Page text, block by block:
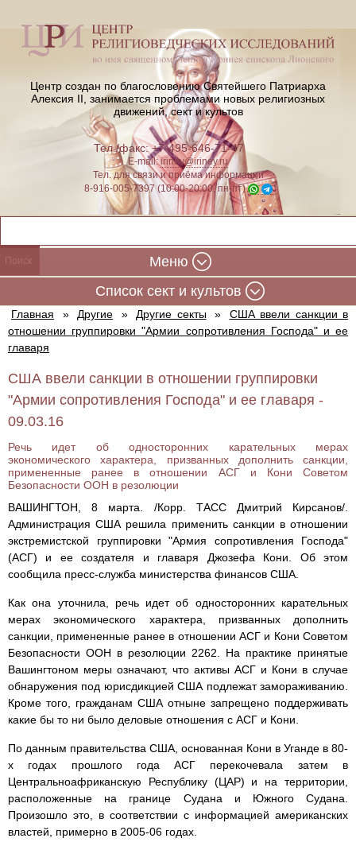
Центр создан по благословению Святейшего Патриарха
Алексия II, занимается проблемами новых религиозных
движений, сект и культов
Тел./факс: +7-495-646-71-47
E-mail:iriney@iriney.ru
Тел. для связи и приёма информации
8-916-005-7397 (10:00-20:00, пн-пт)
Меню
Cписок сект и культов
Главная » Другие » Другие секты »
США ввели санкции в
отношении группировки "Армии сопротивления Господа" и ее
главаря
США ввели санкции в отношении группировки
"Армии сопротивления Господа" и ее главаря -
09.03.16
Речь идет об односторонних карательных мерах
экономического характера, призванных дополнить санкции,
примененные ранее в отношении АСГ и Кони Советом
Безопасности ООН в резолюции
ВАШИНГТОН, 8 марта. /Корр. ТАСС Дмитрий Кирсанов/.
Администрация США решила применить санкции в отношении
экстремистской группировки "Армия сопротивления Господа"
(АСГ) и ее создателя и главаря Джозефа Кони. Об этом
сообщила пресс-служба министерства финансов США.
Как она уточнила, речь идет об односторонних карательных
мерах экономического характера, призванных дополнить
санкции, примененные ранее в отношении АСГ и Кони Советом
Безопасности ООН в резолюции 2262. На практике принятые
Вашингтоном меры означают, что активы АСГ и Кони в случае
обнаружения под юрисдикцией США подлежат замораживанию.
Кроме того, гражданам США отныне запрещено поддерживать
какие бы то ни было деловые отношения с АСГ и Кони.
По данным правительства США, основанная Кони в Уганде в 80-
х годах прошлого года АСГ перекочевала затем в
Центральноафриканскую Республику (ЦАР) и на территории,
расположенные на границе Судана и Южного Судана.
Произошло это, в соответствии с информацией американских
властей, примерно в 2005-06 годах.